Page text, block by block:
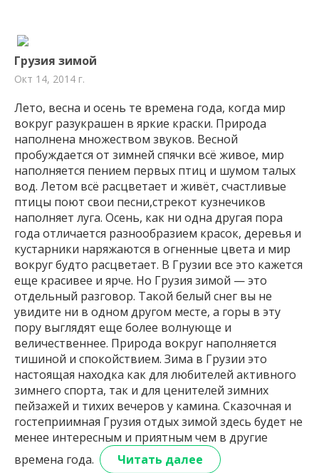
Грузия зимой
Окт 14, 2014 г.
Лето, весна и осень те времена года, когда мир
вокруг разукрашен в яркие краски. Природа
наполнена множеством звуков. Весной
пробуждается от зимней спячки всё живое, мир
наполняется пением первых птиц и шумом талых
вод. Летом всё расцветает и живёт, счастливые
птицы поют свои песни,стрекот кузнечиков
наполняет луга. Осень, как ни одна другая пора
года отличается разнообразием красок, деревья и
кустарники наряжаются в огненные цвета и мир
вокруг будто расцветает. В Грузии все это кажется
еще красивее и ярче. Но Грузия зимой — это
отдельный разговор. Такой белый снег вы не
увидите ни в одном другом месте, а горы в эту
пору выглядят еще более волнующе и
величественнее. Природа вокруг наполняется
тишиной и спокойствием. Зима в Грузии это
настоящая находка как для любителей активного
зимнего спорта, так и для ценителей зимних
пейзажей и тихих вечеров у камина. Сказочная и
гостеприимная Грузия отдых зимой здесь будет не
менее интересным и приятным чем в другие
времена года.
Читать далее